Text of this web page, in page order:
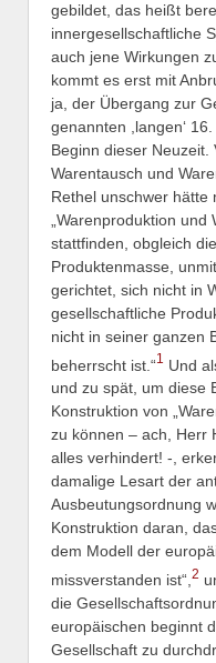
gebildet, das heißt
innergesellschaftliche
auch jene Wirkungen
kommt es erst mit
ja, der Übergang zur
genannten ,langen‘
Beginn dieser
Warentausch und
Rethel unschwer hätte
„Warenproduktion
stattfinden, obgleich
Produktenmasse,
gerichtet, sich nicht in
gesellschaftliche
nicht in seiner ganzen
beherrscht ist.“1 Und
und zu spät, um diese
Konstruktion von
zu können – ach, Herr
alles verhindert! -,
damalige Lesart der
Ausbeutungsordnung
Konstruktion daran,
dem Modell der
missverstanden ist“, 2
die
europäischen beginnt
Gesellschaft zu